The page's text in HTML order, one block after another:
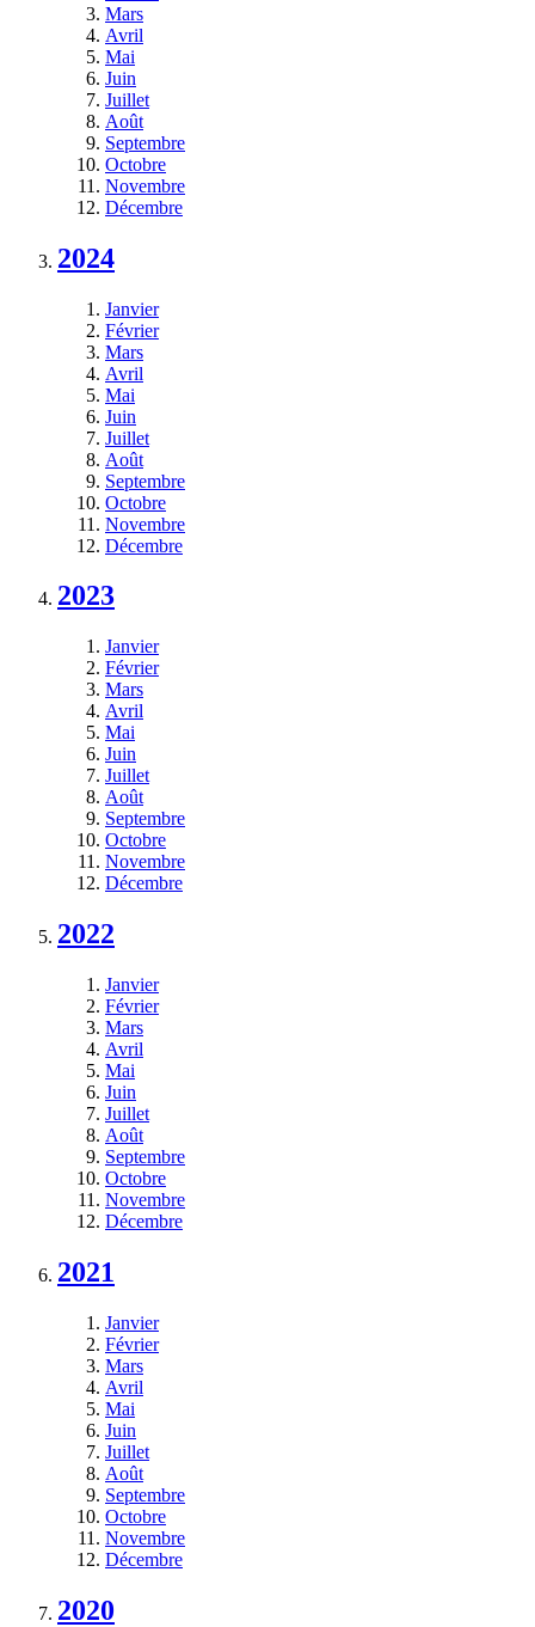
Mars
Avril
Mai
Juin
Juillet
Août
Septembre
Octobre
Novembre
Décembre
2024
Janvier
Février
Mars
Avril
Mai
Juin
Juillet
Août
Septembre
Octobre
Novembre
Décembre
2023
Janvier
Février
Mars
Avril
Mai
Juin
Juillet
Août
Septembre
Octobre
Novembre
Décembre
2022
Janvier
Février
Mars
Avril
Mai
Juin
Juillet
Août
Septembre
Octobre
Novembre
Décembre
2021
Janvier
Février
Mars
Avril
Mai
Juin
Juillet
Août
Septembre
Octobre
Novembre
Décembre
2020